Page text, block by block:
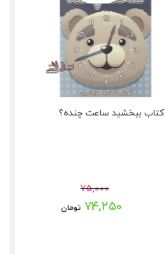
کتاب ببخشید ساعت چنده؟
۷۵,۰۰۰
قیمت اصلی: ۷۵,۰۰۰ تومان بود.۷۴,۲۵۰ تومان